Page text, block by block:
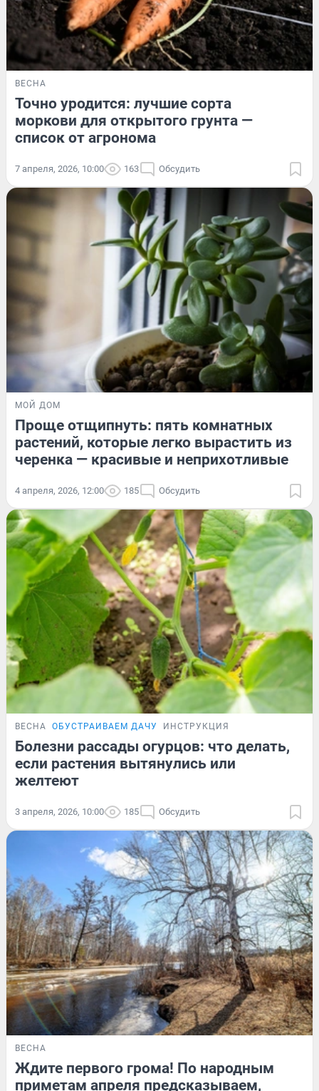
ВЕСНА
Точно уродится: лучшие сорта
моркови для открытого грунта —
список от агронома
7 апреля, 2026, 10:00 163 Обсудить
МОЙ ДОМ
Проще отщипнуть: пять комнатных
растений, которые легко вырастить из
черенка — красивые и неприхотливые
4 апреля, 2026, 12:00 185 Обсудить
ВЕСНА ОБУСТРАИВАЕМ ДАЧУ ИНСТРУКЦИЯ
Болезни рассады огурцов: что делать,
если растения вытянулись или
желтеют
3 апреля, 2026, 10:00 185 Обсудить
ВЕСНА
Ждите первого грома! По народным
приметам апреля предсказываем,